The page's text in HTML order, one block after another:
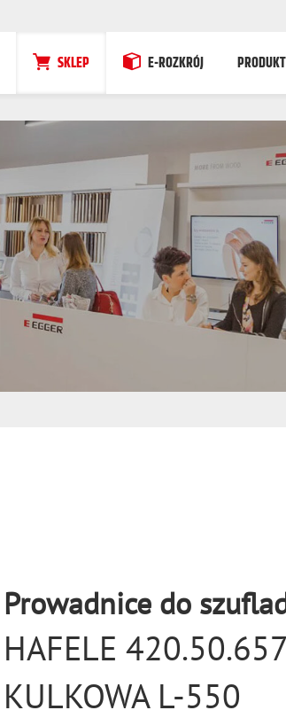
SKLEP E-ROZKRÓJ
Prowadnice do
HAFELE
KULKOWA L-550